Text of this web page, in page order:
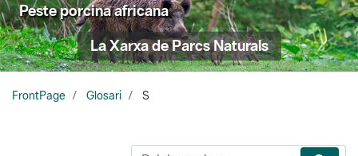
Peste porcina africana
La Xarxa de Parcs Naturals
FrontPage Glosari S